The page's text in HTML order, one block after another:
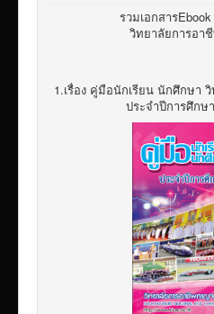
รวมเอกสาร
วิทยาลัยการอา
1.เรื่อง คู่มือนักเรียน นักศึกษา
ประจำปีการศึกษ